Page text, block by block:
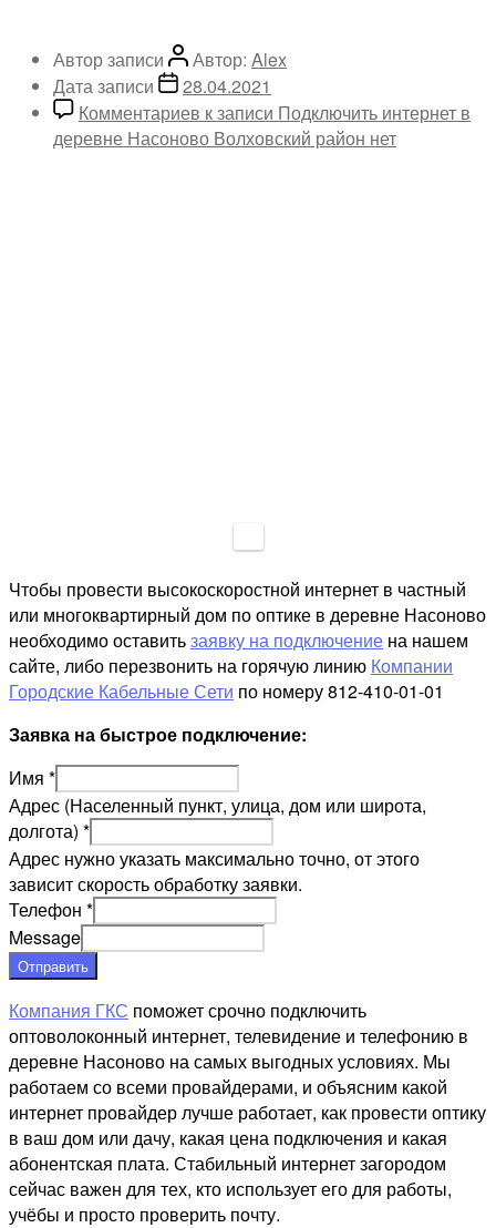
Автор записи Автор: Alex
Дата записи
28.04.2021
Комментариев к записи Подключить интернет в
деревне Насоново Волховский район нет
Чтобы провести высокоскоростной интернет в частный
или многоквартирный дом по оптике в деревне Насоново
необходимо оставитьзаявку на подключение на нашем
сайте, либо перезвонить на горячую линию Компании
Городские Кабельные Сети по номеру 812-410-01-01
Заявка на быстрое подключение:
Имя *
Адрес (Населенный пункт, улица, дом или широта,
долгота) *
Адрес нужно указать максимально точно, от этого
зависит скорость обработку заявки.
Телефон *
Message
Отправить
Компания ГКС поможет срочно подключить
оптоволоконный интернет, телевидение и телефонию в
деревне Насоново на самых выгодных условиях. Мы
работаем со всеми провайдерами, и объясним какой
интернет провайдер лучше работает, как провести оптику
в ваш дом или дачу, какая цена подключения и какая
абонентская плата. Стабильный интернет загородом
сейчас важен для тех, кто использует его для работы,
учёбы и просто проверить почту.